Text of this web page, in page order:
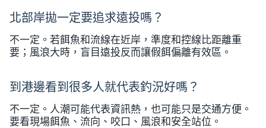
北部岸拋一定要追求遠投嗎？
不一定。若餌魚和流線在近岸，準度和控線比距離重
要；風浪大時，盲目遠投反而讓假餌偏離有效區。
到港邊看到很多人就代表釣況好嗎？
不一定。人潮可能代表資訊熱，也可能只是交通方便。
要看現場餌魚、流向、咬口、風浪和安全站位。